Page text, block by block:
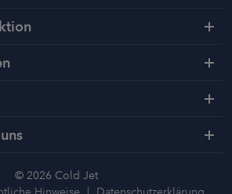
© 2026 Cold Jet